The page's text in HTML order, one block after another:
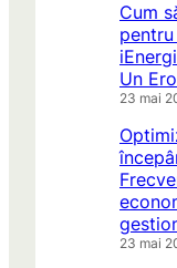
Cum
Un
23 mai
23 mai